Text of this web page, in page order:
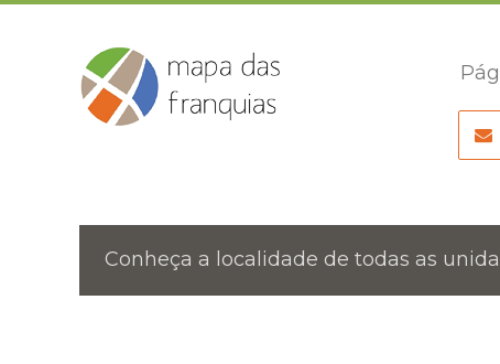
Conheça a localidade de todas as